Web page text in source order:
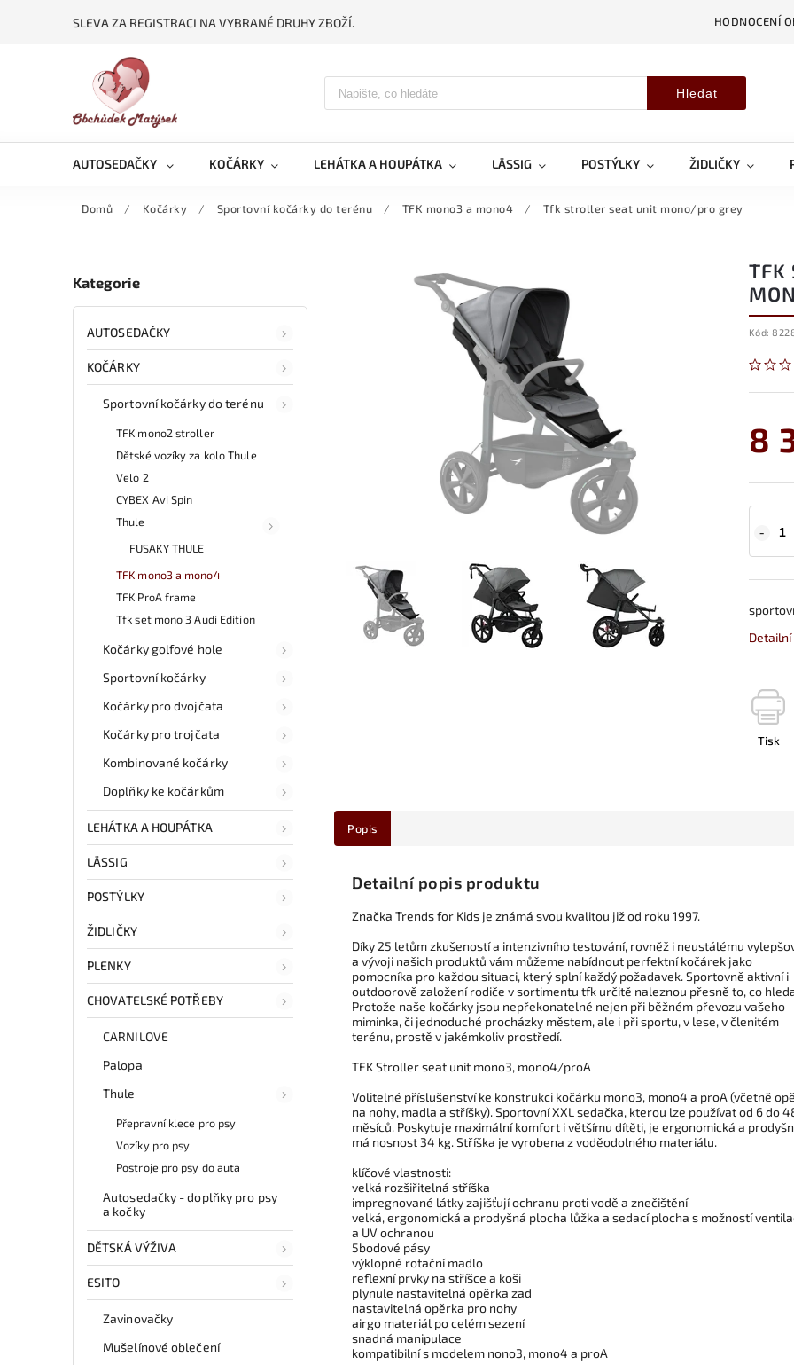
SLEVA ZA REGISTRACI NA VYBRANÉ DRUHY ZBOŽÍ. HODNOCENÍ
Hledat
AUTOSEDAČKY KOČÁRKY LEHÁTKA A HOUPÁTKA LÄSSIG POSTÝLKY ŽIDLIČKY
Domů / Kočárky / Sportovní kočárky do terénu / TFK mono3 a mono4 / Tfk stroller seat unit mono/pro grey
Kategorie
AUTOSEDAČKY
KOČÁRKY
Sportovní kočárky do terénu
TFK mono2 stroller
Dětské vozíky za kolo Thule
Velo 2
CYBEX Avi Spin
Thule
FUSAKY THULE
TFK mono3 a mono4
TFK ProA frame
Tfk set mono 3 Audi Edition
Kočárky golfové hole
Sportovní kočárky
Kočárky pro dvojčata
Kočárky pro trojčata
Kombinované kočárky
Doplňky ke kočárkům
LEHÁTKA A HOUPÁTKA
LÄSSIG
POSTÝLKY
ŽIDLIČKY
PLENKY
CHOVATELSKÉ POTŘEBY
CARNILOVE
Palopa
Thule
Přepravní klece pro psy
Vozíky pro psy
Postroje pro psy do auta
Autosedačky - doplňky pro psy
a kočky
DĚTSKÁ VÝŽIVA
ESITO
Zavinovačky
Mušelínové oblečení
TFK
Kód:
8
Tisk
Popis
Detailní popis produktu
Značka Trends for Kids je známá svou kvalitou již od roku 1997.
Díky 25 letům zkušeností a intenzivního testování, rovněž i neustálému
a vývoji našich produktů vám můžeme nabídnout perfektní kočárek jako
pomocníka pro každou situaci, který splní každý požadavek. Sportovně aktivní i
outdoorově založení rodiče v sortimentu tfk určitě naleznou přesně to, co
Protože naše kočárky jsou nepřekonatelné nejen při běžném převozu vašeho
miminka, či jednoduché procházky městem, ale i při sportu, v lese, v členitém
terénu, prostě v jakémkoliv prostředí.
TFK Stroller seat unit mono3, mono4/proA
Volitelné příslušenství ke konstrukci kočárku mono3, mono4 a proA (včetně
na nohy, madla a stříšky). Sportovní XXL sedačka, kterou lze používat od 6 do
měsíců. Poskytuje maximální komfort i většímu dítěti, je ergonomická a
má nosnost 34 kg. Stříška je vyrobena z voděodolného materiálu.
klíčové vlastnosti:
velká rozšiřitelná stříška
impregnované látky zajišťují ochranu proti vodě a znečištění
velká, ergonomická a prodyšná plocha lůžka a sedací plocha s možností
a UV ochranou
5bodové pásy
výklopné rotační madlo
reflexní prvky na stříšce a koši
plynule nastavitelná opěrka zad
nastavitelná opěrka pro nohy
airgo materiál po celém sezení
snadná manipulace
kompatibilní s modelem nono3, mono4 a proA